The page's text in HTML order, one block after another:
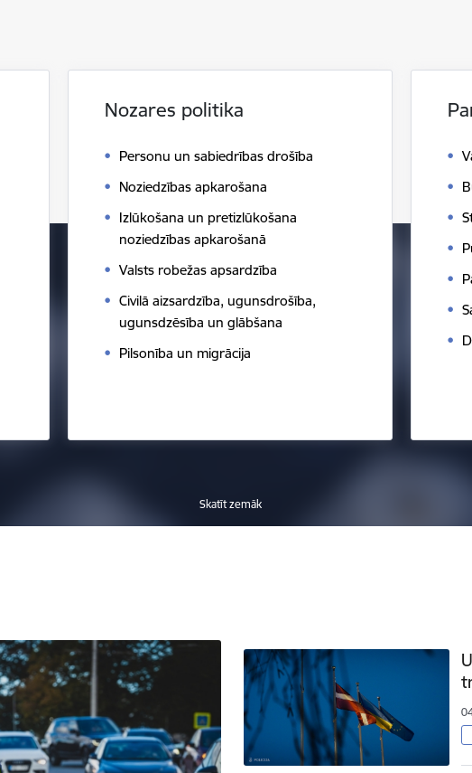
Nozares politika
Personu un sabiedrības drošība
Noziedzības apkarošana
Izlūkošana un pretizlūkošana
noziedzības apkarošanā
Valsts robežas apsardzība
Civilā aizsardzība, ugunsdrošība,
ugunsdzēsība un glābšana
Pilsonība un migrācija
Skatīt zemāk